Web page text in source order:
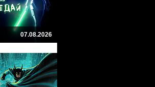
07.08.2026